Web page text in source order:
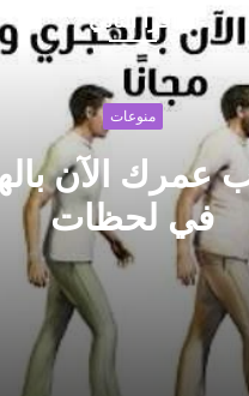
أقرأ التالي
منوعات
الآن
في لحظات
والميلادي مجانًا في لحظات